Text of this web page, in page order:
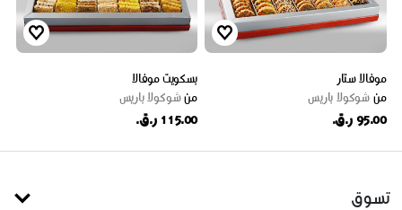
موفالا ستار
من شوكولا باريس
95.00 ر.ق.
بسكويت موفالا
منشوكولا باريس
115.00 ر.ق.
تسوق